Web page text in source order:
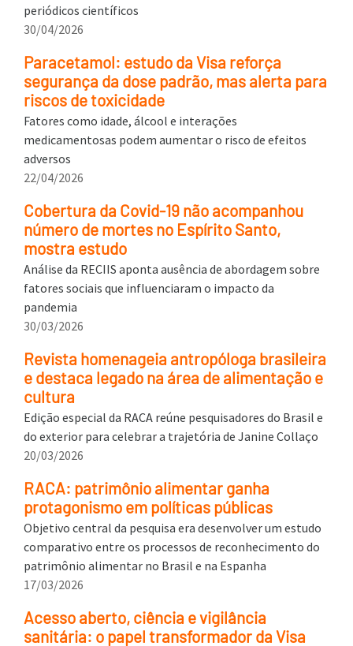
periódicos científicos
30/04/2026
Paracetamol: estudo da Visa reforça
segurança da dose padrão, mas alerta para
riscos de toxicidade
Fatores como idade, álcool e interações
medicamentosas podem aumentar o risco de efeitos
adversos
22/04/2026
Cobertura da Covid-19 não acompanhou
número de mortes no Espírito Santo,
mostra estudo
Análise da RECIIS aponta ausência de abordagem sobre
fatores sociais que influenciaram o impacto da
pandemia
30/03/2026
Revista homenageia antropóloga brasileira
e destaca legado na área de alimentação e
cultura
Edição especial da RACA reúne pesquisadores do Brasil e
do exterior para celebrar a trajetória de Janine Collaço
20/03/2026
RACA: patrimônio alimentar ganha
protagonismo em políticas públicas
Objetivo central da pesquisa era desenvolver um estudo
comparativo entre os processos de reconhecimento do
patrimônio alimentar no Brasil e na Espanha
17/03/2026
Acesso aberto, ciência e vigilância
sanitária: o papel transformador da Visa